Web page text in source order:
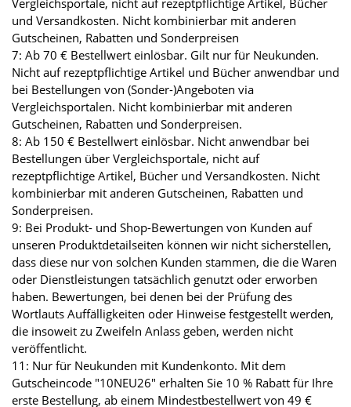
und Versandkosten. Nicht kombinierbar mit anderen
Gutscheinen, Rabatten und Sonderpreisen
7: Ab 70 € Bestellwert einlösbar. Gilt nur für Neukunden.
Nicht auf rezeptpflichtige Artikel und Bücher anwendbar und
bei Bestellungen von (Sonder-)Angeboten via
Vergleichsportalen. Nicht kombinierbar mit anderen
Gutscheinen, Rabatten und Sonderpreisen.
8: Ab 150 € Bestellwert einlösbar. Nicht anwendbar bei
Bestellungen über Vergleichsportale, nicht auf
rezeptpflichtige Artikel, Bücher und Versandkosten. Nicht
kombinierbar mit anderen Gutscheinen, Rabatten und
Sonderpreisen.
9: Bei Produkt- und Shop-Bewertungen von Kunden auf
unseren Produktdetailseiten können wir nicht sicherstellen,
dass diese nur von solchen Kunden stammen, die die Waren
oder Dienstleistungen tatsächlich genutzt oder erworben
haben. Bewertungen, bei denen bei der Prüfung des
Wortlauts Auffälligkeiten oder Hinweise festgestellt werden,
die insoweit zu Zweifeln Anlass geben, werden nicht
veröffentlicht.
11: Nur für Neukunden mit Kundenkonto. Mit dem
Gutscheincode "10NEU26" erhalten Sie 10 % Rabatt für Ihre
erste Bestellung, ab einem Mindestbestellwert von 49 €